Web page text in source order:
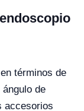
términos de
de
accesorios